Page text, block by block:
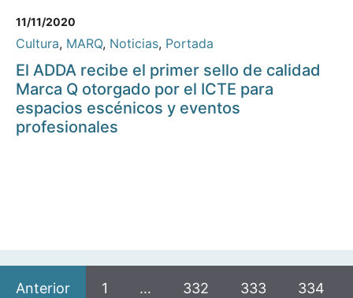
11/11/2020
Cultura, MARQ, Noticias, Portada
El ADDA recibe el primer sello de calidad
Marca Q otorgado por el ICTE para
espacios escénicos y eventos
profesionales
Anterior 1 … 332 333 334